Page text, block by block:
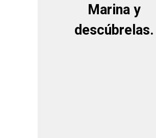
Marina y
descúbrelas.